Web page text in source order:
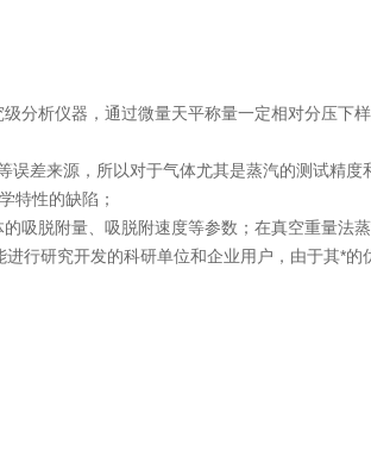
分析仪器，通过微量天平称量一定相对分压下
差来源，所以对于气体尤其是蒸汽的测试精度
特性的缺陷；
吸脱附量、吸脱附速度等参数；在真空重量法
行研究开发的科研单位和企业用户，由于其*的